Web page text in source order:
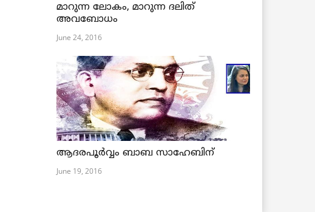
മാറുന്ന ലോകം, മാറുന്ന ദലിത്
അവബോധം
June 24, 2016
ആദരപൂര്‍വ്വം ബാബ സാഹേബിന്
June 19, 2016